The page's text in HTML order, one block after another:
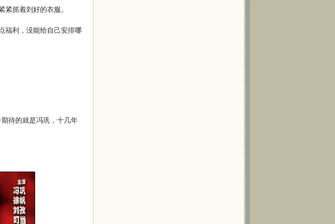
抓着刘好的衣服。
利，没能给自己安排哪
待的就是冯巩，十几年